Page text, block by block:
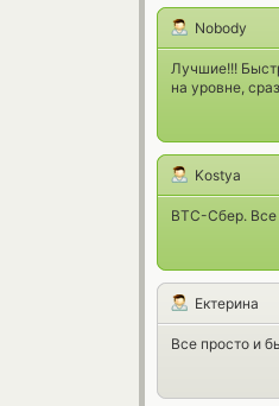
Nobody
Лучшие!!!
на уровне,
Kostya
ВТС-Сбер. Все
Ектерина
Все просто и